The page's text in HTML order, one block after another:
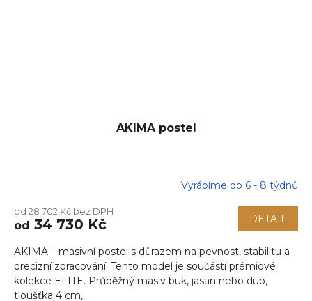
AKIMA postel
produktu
je
z
5
hvězdiček.
Vyrábíme do 6 - 8 týdnů
od 28 702 Kč bez DPH
od 34 730 Kč DETAIL
AKIMA – masivní postel s důrazem na pevnost, stabilitu a
precizní zpracování. Tento model je součástí prémiové
kolekce ELITE. Průběžný masiv buk, jasan nebo dub,
tloušťka 4 cm,...